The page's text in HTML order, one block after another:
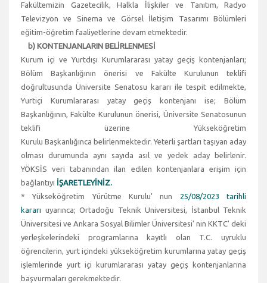
Fakültemizin Gazetecilik, Halkla İlişkiler ve Tanıtım, Radyo
Televizyon ve Sinema ve Görsel İletişim Tasarımı Bölümleri
eğitim-öğretim faaliyetlerine devam etmektedir.
b) KONTENJANLARIN BELİRLENMESİ
Kurum içi ve Yurtdışı Kurumlararası yatay geçiş kontenjanları;
Bölüm Başkanlığının önerisi ve Fakülte Kurulunun teklifi
doğrultusunda Üniversite Senatosu kararı ile tespit edilmekte,
Yurtiçi Kurumlararası yatay geçiş kontenjanı ise; Bölüm
Başkanlığının, Fakülte Kurulunun önerisi, Üniversite Senatosunun
teklifi üzerine Yükseköğretim
Kurulu Başkanlığınca belirlenmektedir. Yeterli şartları taşıyan aday
olması durumunda aynı sayıda asıl ve yedek aday belirlenir.
YÖKSİS veri tabanından ilan edilen kontenjanlara erişim için
bağlantıyı İŞARETLEYİNİZ.
* Yükseköğretim Yürütme Kurulu' nun 25/08/2023 tarihli
kararı uyarınca; Ortadoğu Teknik Üniversitesi, İstanbul Teknik
Üniversitesi ve Ankara Sosyal Bilimler Üniversitesi' nin KKTC' deki
yerleşkelerindeki programlarına kayıtlı olan T.C. uyruklu
öğrencilerin, yurt içindeki yükseköğretim kurumlarına yatay geçiş
işlemlerinde yurt içi kurumlararası yatay geçiş kontenjanlarına
başvurmaları gerekmektedir.